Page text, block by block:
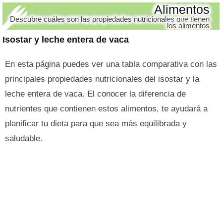
Isostar y leche entera de vaca
Alimentos
Descubre cuáles son las propiedades nutricionales que tienen
los alimentos
En esta página puedes ver una tabla comparativa con las
principales propiedades nutricionales del isostar y la
leche entera de vaca. El conocer la diferencia de
nutrientes que contienen estos alimentos, te ayudará a
planificar tu dieta para que sea más equilibrada y
saludable.